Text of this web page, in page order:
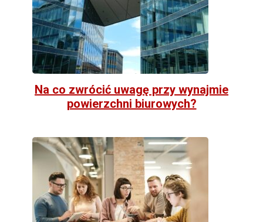
Na co zwrócić uwagę przy wynajmie
powierzchni biurowych?